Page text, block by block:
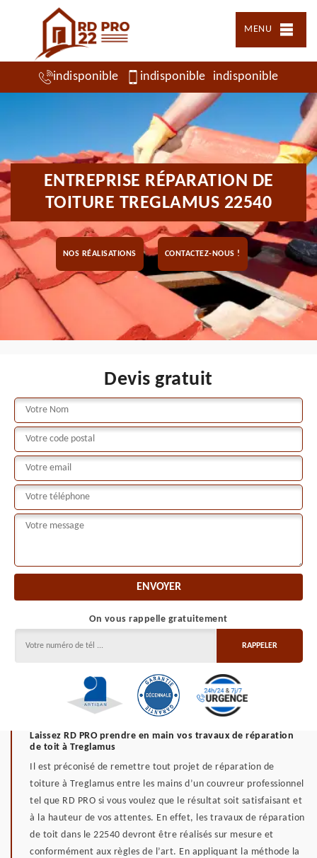
MENU
indisponible indisponible indisponible
ENTREPRISE RÉPARATION DE
TOITURE TREGLAMUS 22540
NOS RÉALISATIONS CONTACTEZ-NOUS !
Devis gratuit
On vous rappelle gratuitement
Laissez RD PRO prendre en main vos travaux de réparation
de toit à Treglamus
Il est préconisé de remettre tout projet de réparation de
toiture à Treglamus entre les mains d’un couvreur professionnel
tel que RD PRO si vous voulez que le résultat soit satisfaisant et
à la hauteur de vos attentes. En effet, les travaux de réparation
de toit dans le 22540 devront être réalisés sur mesure et
conformément aux règles de l’art. En appliquant la méthode la